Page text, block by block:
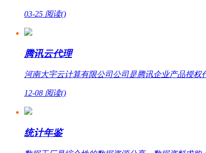
03-25 阅读()
腾讯云代理
河南大宇云计算有限公司公司是腾讯企业产品授权
12-08 阅读()
统计年鉴